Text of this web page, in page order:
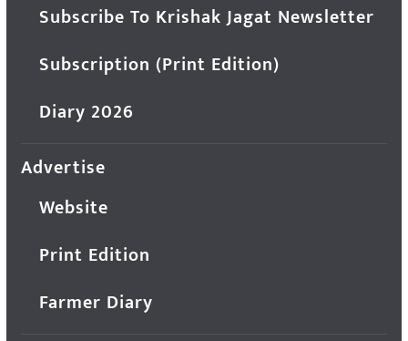
Subscribe To Krishak Jagat Newsletter
Subscription (Print Edition)
Diary 2026
Advertise
Website
Print Edition
Farmer Diary